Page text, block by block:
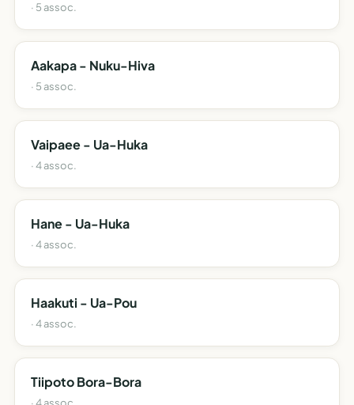
· 5 assoc.
Aakapa - Nuku-Hiva
· 5 assoc.
Vaipaee - Ua-Huka
· 4 assoc.
Hane - Ua-Huka
· 4 assoc.
Haakuti - Ua-Pou
· 4 assoc.
Tiipoto Bora-Bora